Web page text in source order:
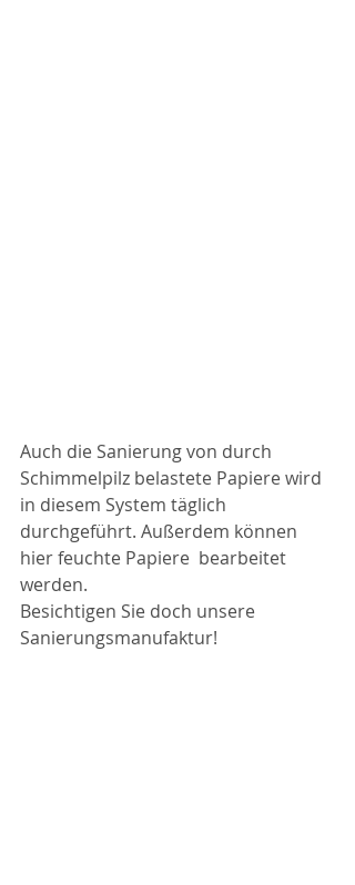
Auch die Sanierung von durch
Schimmelpilz belastete Papiere wird
in diesem System täglich
durchgeführt. Außerdem können
hier feuchte Papiere  bearbeitet
werden.
Besichtigen Sie doch unsere
Sanierungsmanufaktur!